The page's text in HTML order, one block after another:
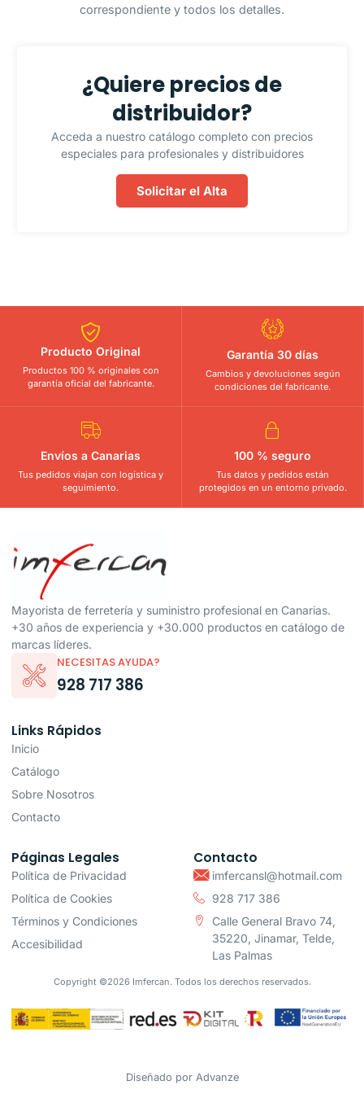
correspondiente y todos los detalles.
¿Quiere precios de
distribuidor?
Acceda a nuestro catálogo completo con precios
especiales para profesionales y distribuidores
Solicitar el Alta
Producto Original
Productos 100 % originales con
garantía oficial del fabricante.
Garantía 30 días
Cambios y devoluciones según
condiciones del fabricante.
Envíos a Canarias
Tus pedidos viajan con logística y
seguimiento.
100 % seguro
Tus datos y pedidos están
protegidos en un entorno privado.
Mayorista de ferretería y suministro profesional en Canarias.
+30 años de experiencia y +30.000 productos en catálogo de
marcas líderes.
NECESITAS AYUDA?
928 717 386
Links Rápidos
Inicio
Catálogo
Sobre Nosotros
Contacto
Páginas Legales
Política de Privacidad
Política de Cookies
Términos y Condiciones
Accesibilidad
Contacto
imfercansl@hotmail.com
928 717 386
Calle General Bravo 74,
35220, Jinamar, Telde,
Las Palmas
Copyright ©2026 Imfercan. Todos los derechos reservados.
Diseñado por Advanze